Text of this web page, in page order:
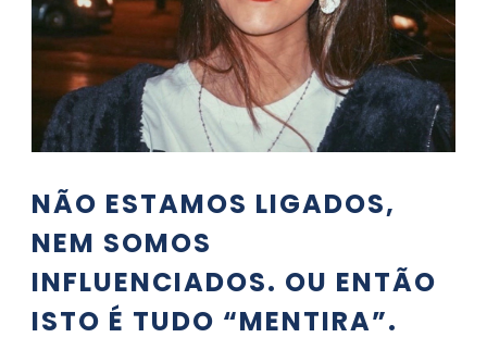
NÃO ESTAMOS LIGADOS,
NEM SOMOS
INFLUENCIADOS. OU ENTÃO
ISTO É TUDO “MENTIRA”.